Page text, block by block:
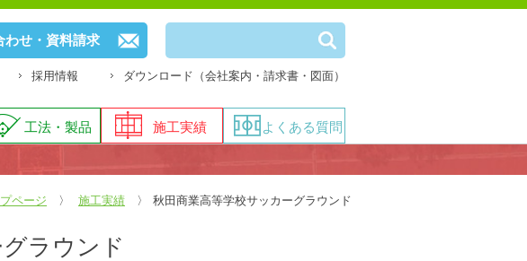
わせ・資料請求
採用情報 ダウンロード（会社案内・請求書・図面）
工法・製品 施工実績 よくある質問
ページ 施工実績 秋田商業高等学校サッカーグラウンド
ラウンド